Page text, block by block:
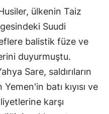
ülkenin Taiz
Suudi
balistik füze ve
duyurmuştu.
Sare, saldırıların
batı kıyısı ve
karşı